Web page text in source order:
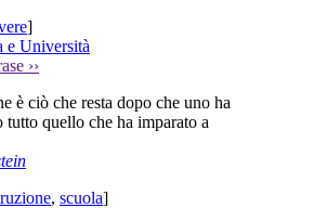
]
e Università
››
è ciò che resta dopo che uno ha
tutto quello che ha imparato a
, scuola]